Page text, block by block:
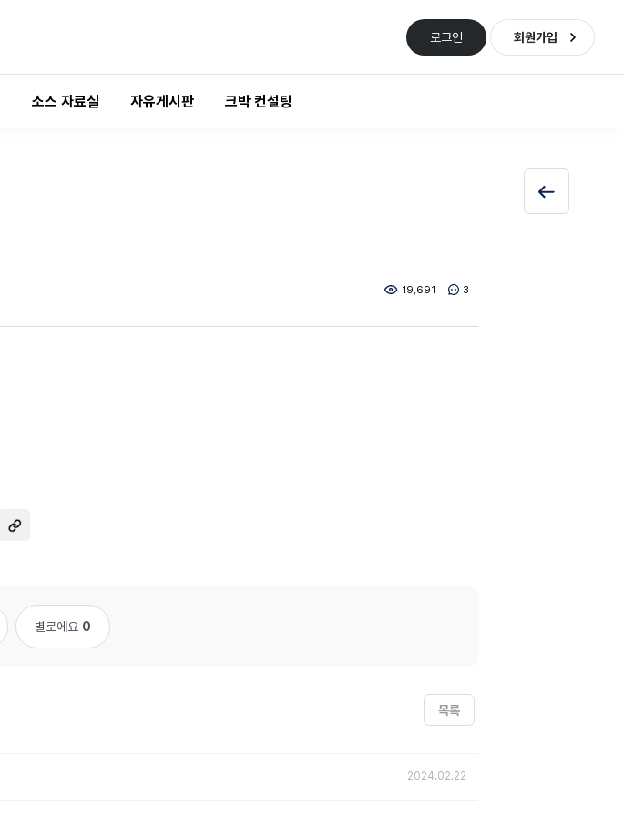
로그인 회원가입
소스 자료실 자유게시판 크박 컨설팅
19,691 3
별로에요 0
목록
2024.02.22